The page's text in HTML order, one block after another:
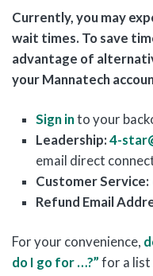
Currently, you may
wait times. To save
advantage of
your Mannatech
Sign into your
Leadership: 4-
email direct
Customer Service:
Refund Email
For your convenience,
do I go for …?” for a